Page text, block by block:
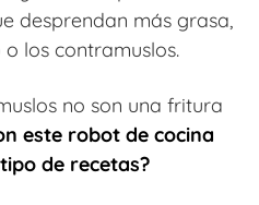
desprendan más grasa,
los contramuslos.
no son una fritura
este robot de cocina
de recetas?